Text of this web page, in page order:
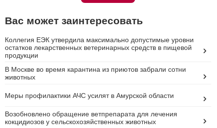
Вас может заинтересовать
Коллегия ЕЭК утвердила максимально допустимые уровни
остатков лекарственных ветеринарных средств в пищевой
продукции
В Москве во время карантина из приютов забрали сотни
животных
Меры профилактики АЧС усилят в Амурской области
Возобновлено обращение ветпрепарата для лечения
кокцидиозов у сельскохозяйственных животных